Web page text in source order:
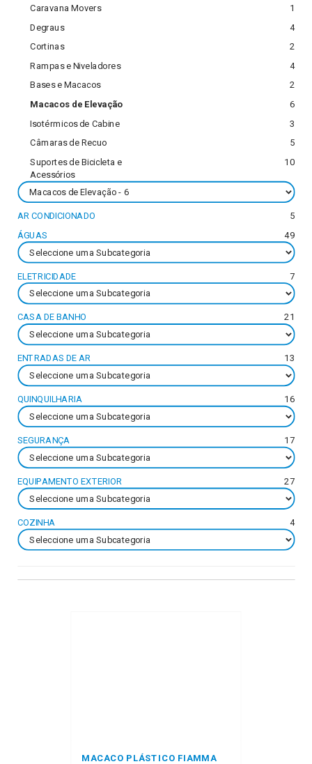
Caravana Movers 1
Degraus 4
Cortinas
2
Rampas e Niveladores
4
Bases e Macacos
2
Macacos de Elevação 6
Isotérmicos de Cabine
3
Câmaras de Recuo
5
Suportes de Bicicleta e
Acessórios
10
AR CONDICIONADO 5
ÁGUAS 49
ELETRICIDADE 7
CASA DE BANHO 21
ENTRADAS DE AR 13
QUINQUILHARIA 16
SEGURANÇA 17
EQUIPAMENTO EXTERIOR 27
COZINHA 4
MACACO PLÁSTICO FIAMMA